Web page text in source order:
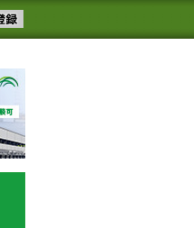
スメール配信を登録す